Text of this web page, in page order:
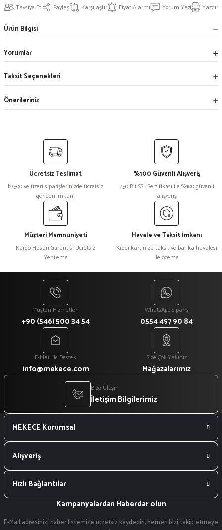
Tavsiye Et Paylaş Karşılaştır Fiyat Alarmı Yorum Yaz Yazdır
Ürün Bilgisi
Yorumlar
Taksit Seçenekleri
Önerileriniz
Ücretsiz Teslimat
₺7500 ve üzeri siparişlerinizde ücretsiz
gönderi imkanı
%100 Güvenli Alışveriş
250 Bit SSL Sertifikası ile %100 güvenli
alışveriş
Müşteri Memnuniyeti
Kargo Hasarı Garantisi Ücretsiz
Yenileme
Havale ve Taksit İmkanı
Kredi kartınıza taksit ve banka havalesi
ile ödeme
Müşteri Hizmetleri
+90 (546) 500 34 54
WhatsApp Sipariş
0554 497 90 84
E-Mail ile Destek
info@mekece.com
Size Çok Yakınız
Mağazalarımız
Bize Ulaşın
İletişim Bilgilerimiz
MEKECE Kurumsal
Alışveriş
Hızlı Bağlantılar
Kampanyalardan Haberdar olun
E-Mail adresinizi haber listemize ücretsiz kaydedin, hemen bizi takip etmeye